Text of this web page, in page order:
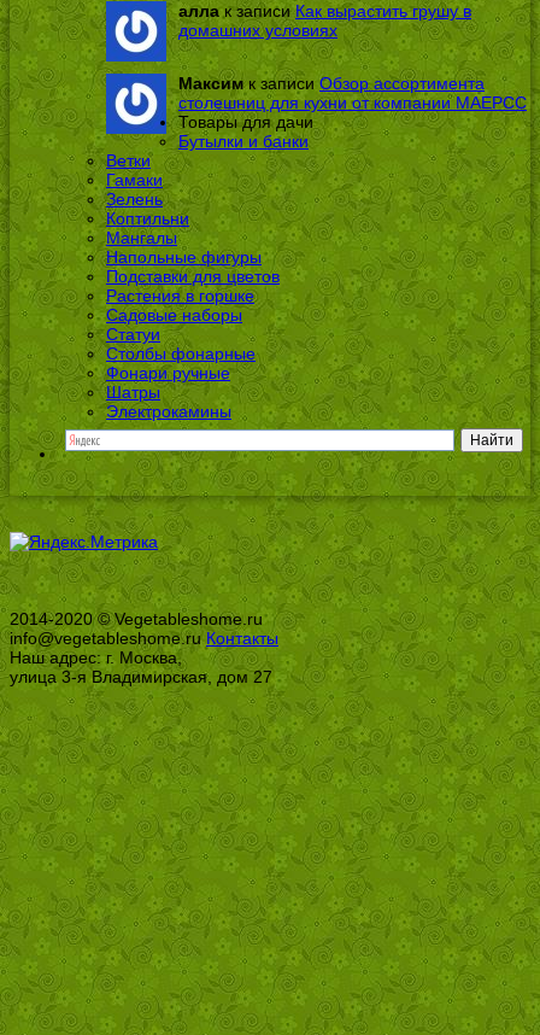
аллак записиКак вырастить грушу в
домашних условиях
Максимк записи Обзор ассортимента
столешниц для кухни от компании МАЕРСС
Товары для дачи
Бутылки и банки
Ветки
Гамаки
Зелень
Коптильни
Мангалы
Напольные фигуры
Подставки для цветов
Растения в горшке
Садовые наборы
Статуи
Столбы фонарные
Фонари ручные
Шатры
Электрокамины
2014-2020 © Vegetableshome.ru
info@vegetableshome.ruКонтакты
Наш адрес: г. Москва,
улица 3-я Владимирская, дом 27